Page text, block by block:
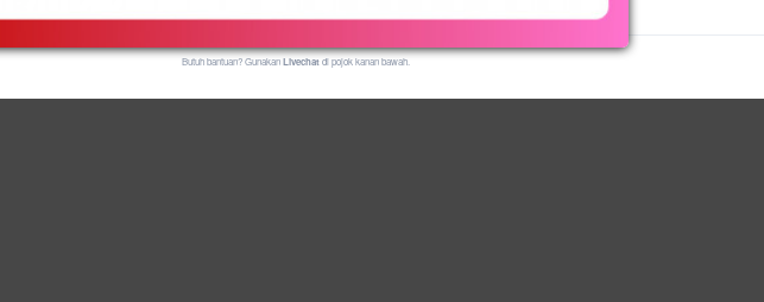
Butuh bantuan? GunakanLivechatdi pojok kanan bawah.